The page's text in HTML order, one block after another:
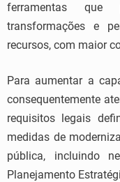
ferramentas que
transformações e
recursos, com maior
Para aumentar a
consequentemente
requisitos legais
medidas de
pública, incluindo
Planejamento